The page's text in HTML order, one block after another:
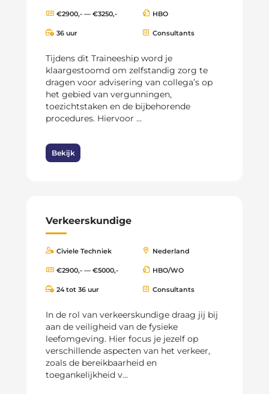
€2900,- — €3250,- HBO
36 uur Consultants
Tijdens dit Traineeship word je
klaargestoomd om zelfstandig zorg te
dragen voor advisering van collega’s op
het gebied van vergunningen,
toezichtstaken en de bijbehorende
procedures. Hiervoor ...
Bekijk
Verkeerskundige
Civiele Techniek Nederland
€2900,- — €5000,- HBO/WO
24 tot 36 uur Consultants
In de rol van verkeerskundige draag jij bij
aan de veiligheid van de fysieke
leefomgeving. Hier focus je jezelf op
verschillende aspecten van het verkeer,
zoals de bereikbaarheid en
toegankelijkheid v...